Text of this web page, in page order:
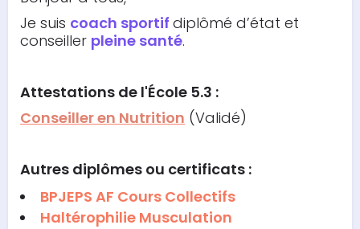
Je suis coach sportif diplômé d’état et
conseiller pleine santé.
Attestations de l'École 5.3 :
Conseiller en Nutrition (Validé)
Autres diplômes ou certificats :
BPJEPS AF Cours Collectifs
Haltérophilie Musculation